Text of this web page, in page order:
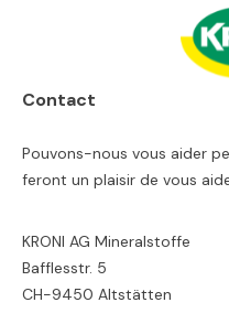
Contact
Pouvons-nous vous aider
feront un plaisir de vous
KRONI AG Mineralstoffe
Bafflesstr. 5
CH-9450 Altstätten